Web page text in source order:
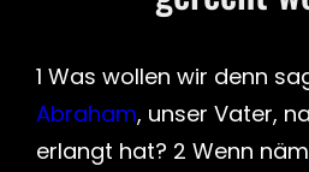
1 Was wollen wir denn
Abraham, unser Vater,
erlangt hat? 2 Wenn